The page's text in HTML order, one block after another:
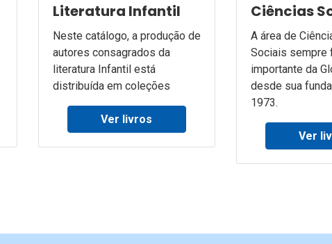
Literatura Infantil
Neste catálogo, a produção de
autores consagrados da
literatura Infantil está
distribuída em coleções
Ver livros
Ciências
A área de
Sociais sempre
importante da
desde sua
1973.
Ver